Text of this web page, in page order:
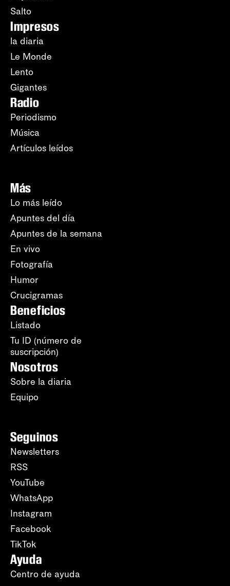
Salto
Impresos
la diaria
Le Monde
Lento
Gigantes
Radio
Periodismo
Música
Artículos leídos
Más
Lo más leído
Apuntes del día
Apuntes de la semana
En vivo
Fotografía
Humor
Crucigramas
Beneficios
Listado
Tu ID (número de
suscripción)
Nosotros
Sobre la diaria
Equipo
Seguinos
Newsletters
RSS
YouTube
WhatsApp
Instagram
Facebook
TikTok
Ayuda
Centro de ayuda